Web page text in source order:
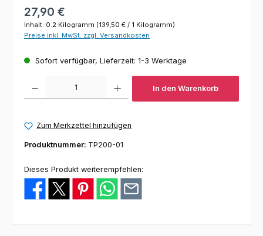
Regulärer Preis:
27,90 €
Inhalt: 0.2 Kilogramm (139,50 € / 1 Kilogramm)
Preise inkl. MwSt. zzgl. Versandkosten
Sofort verfügbar, Lieferzeit: 1-3 Werktage
In den Warenkorb
Zum Merkzettel hinzufügen
Produktnummer: TP200-01
Dieses Produkt weiterempfehlen: